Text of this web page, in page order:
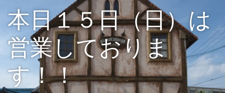
a
v
i
g
a
t
i
本日１５日（日）は
営業しておりま
す！！